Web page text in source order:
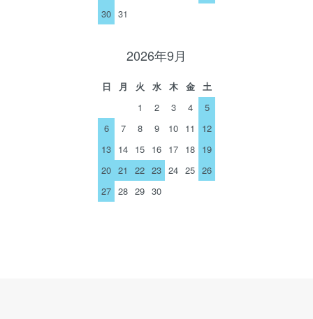
30 31
2026年9月
日 月 火 水 木 金
土
1
2 3 4
5
6
7 8 9 10 11
12
13 14 15 16 17 18 19
20 21 22 23 24 25 26
27 28 29 30